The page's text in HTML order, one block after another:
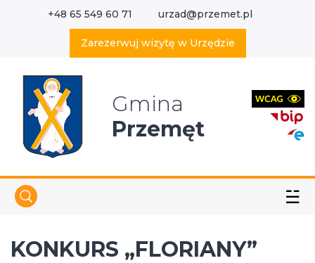
+48 65 549 60 71 urzad@przemet.pl
Zarezerwuj wizytę w Urzędzie
Gmina
Przemęt
☱
KONKURS „FLORIANY”
Wyszukaj w serwisie